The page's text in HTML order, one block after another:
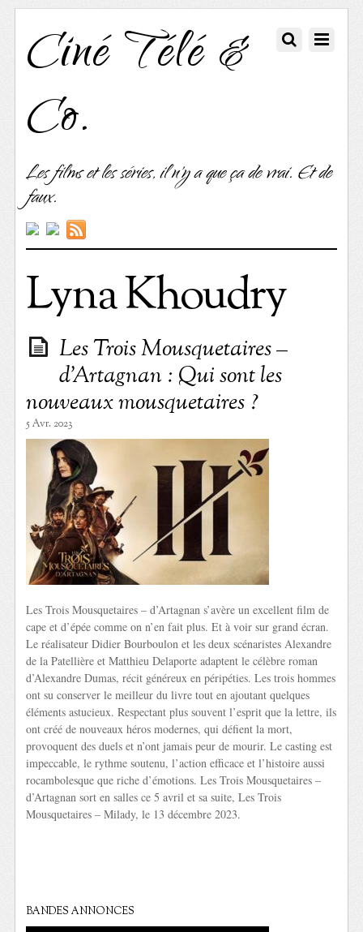
Ciné Télé &
Co.
Les films et les séries, il n'y a que ça de vrai. Et de
faux.
Lyna Khoudry
Les Trois Mousquetaires –
d’Artagnan : Qui sont les
nouveaux mousquetaires ?
5 Avr. 2023
Les Trois Mousquetaires – d’Artagnan s’avère un excellent film de
cape et d’épée comme on n’en fait plus. Et à voir sur grand écran.
Le réalisateur Didier Bourboulon et les deux scénaristes Alexandre
de la Patellière et Matthieu Delaporte adaptent le célèbre roman
d’Alexandre Dumas, récit généreux en péripéties. Les trois hommes
ont su conserver le meilleur du livre tout en ajoutant quelques
éléments astucieux. Respectant plus souvent l’esprit que la lettre, ils
ont créé de nouveaux héros modernes, qui défient la mort,
provoquent des duels et n’ont jamais peur de mourir. Le casting est
impeccable, le rythme soutenu, l’action efficace et l’histoire aussi
rocambolesque que riche d’émotions. Les Trois Mousquetaires –
d’Artagnan sort en salles ce 5 avril et sa suite, Les Trois
Mousquetaires – Milady, le 13 décembre 2023.
BANDES ANNONCES